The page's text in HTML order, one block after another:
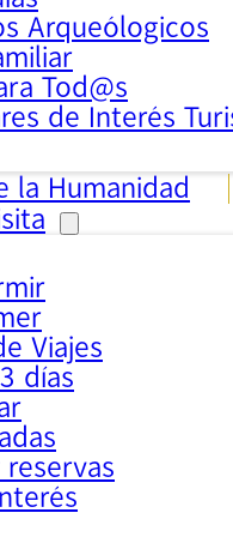
Arqueólogicos
Tod@s
de Interés
la Humanidad
Viajes
días